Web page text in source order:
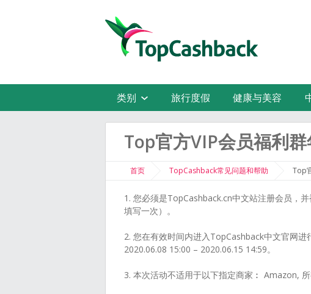
类别 旅行度假 健康与美容
Top官方VIP会员福利
首页 TopCashback常见问题和帮助 Top
1. 您必须是TopCashback.cn中文站注册会员，
填写一次）
。
2. 您在有效时间内进入TopCashback中文官网
2020.06.08 15:00 – 2020.06.15 14:59。
3. 本次活动不适用于以下指定商家︰ Amazon, 所